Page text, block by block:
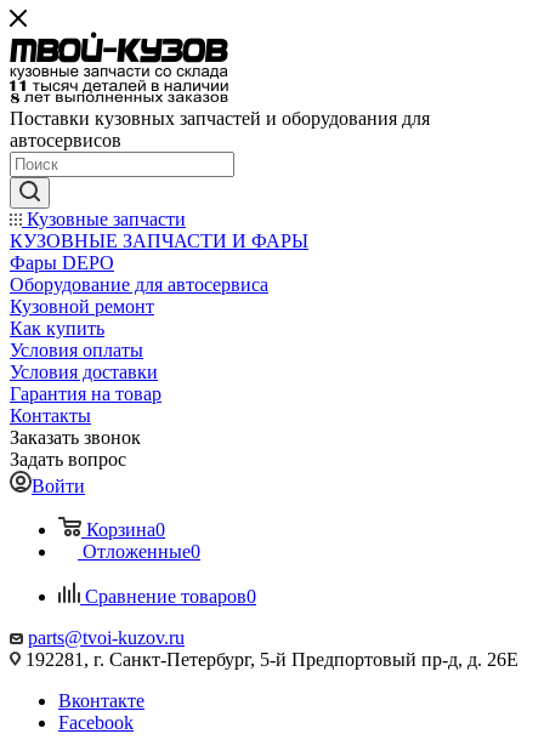
Поставки кузовных запчастей и оборудования для
автосервисов
Кузовные запчасти
КУЗОВНЫЕ ЗАПЧАСТИ И ФАРЫ
Фары DEPO
Оборудование для автосервиса
Кузовной ремонт
Как купить
Условия оплаты
Условия доставки
Гарантия на товар
Контакты
Заказать звонок
Задать вопрос
Войти
Корзина0
Отложенные0
Сравнение товаров0
parts@tvoi-kuzov.ru
192281, г. Санкт-Петербург, 5-й Предпортовый пр-д, д. 26Е
Вконтакте
Facebook